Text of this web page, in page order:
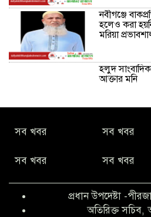
নবীগঞ্জে
হলেও করা
মরিয়া
হলুদ
আক্তার মনি
কিবরিয়া
বৃত্তি
ফারুক মাস্টার
সব খবর সব খবর
সব খবর সব খবর
প্রধান উপদেষ্টা -
অতিরিক্ত সচিব,